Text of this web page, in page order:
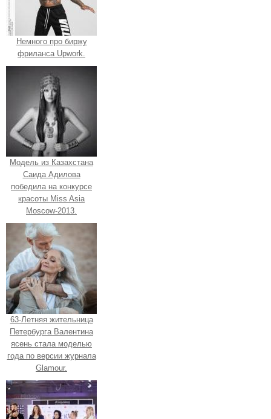
Немного про биржу
фриланса Upwork.
Модель из Казахстана
Саида Адилова
победила на конкурсе
красоты Miss Asia
Moscow-2013.
63-Летняя жительница
Петербурга Валентина
ясень стала моделью
года по версии журнала
Glamour.